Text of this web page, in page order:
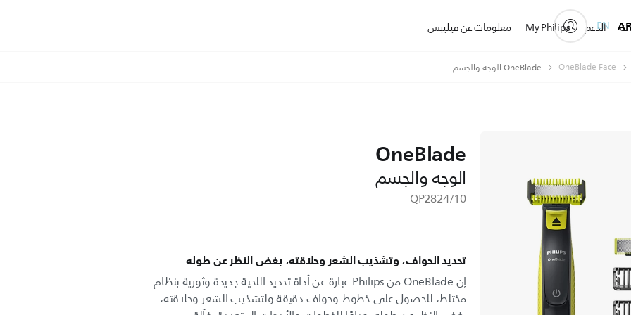
الدعم My Philips معلومات عن فيليبس EN
OneBlade Face OneBlade الوجه والجسم
OneBlade
الوجه والجسم
QP2824/10
تحديد الحواف، وتشذيب الشعر وحلاقته، بغض النظر عن طوله
إن OneBlade من Philips عبارة عن أداة تحديد اللحية جديدة وثورية بنظام
مختلط، للحصول على خطوط وحواف دقيقة ولتشذيب الشعر وحلاقته،